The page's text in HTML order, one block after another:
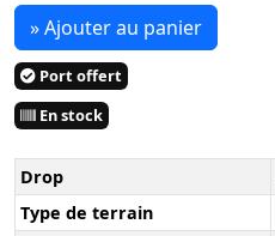
» Ajouter au panier
Port offert
En stock
Drop
Type de terrain